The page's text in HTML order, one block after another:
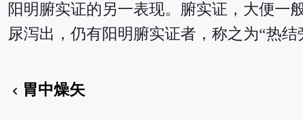
阳明腑实证的另一表现。腑实证，大便一
尿泻出，仍有阳明腑实证者，称之为“热结
chevron_left 胃中燥矢